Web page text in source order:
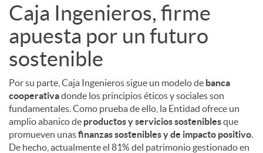
Caja Ingenieros, firme
apuesta por un futuro
sostenible
Por su parte, Caja Ingenieros sigue un modelo de banca
cooperativadonde los principios éticos y sociales son
fundamentales. Como prueba de ello, la Entidad ofrece un
amplio abanico de productos y servicios sosteniblesque
promueven unasfinanzas sostenibles y de impacto positivo.
De hecho, actualmente el 81% del patrimonio gestionado en